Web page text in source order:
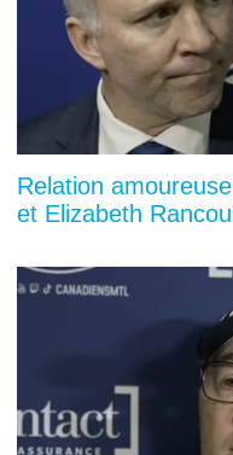
Relation
et Elizabeth